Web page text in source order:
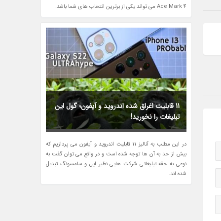
Ace Mark 4 می تواند یکی از برترین انتخاب های شما باشد.
11 قابلیت اغراق شده اندروید و آیفون؛ گول این
تبلیغات را نخورید!
در این مطلب به آنالیز 11 قابلیت اندروید و آیفون می پردازیم که
بیش از حد به آن ها توجه شده است و در واقع می توان گفت به
نوعی به حقه تبلیغاتی شرکت هایی نظیر اپل و سامسونگ تبدیل
شده اند.